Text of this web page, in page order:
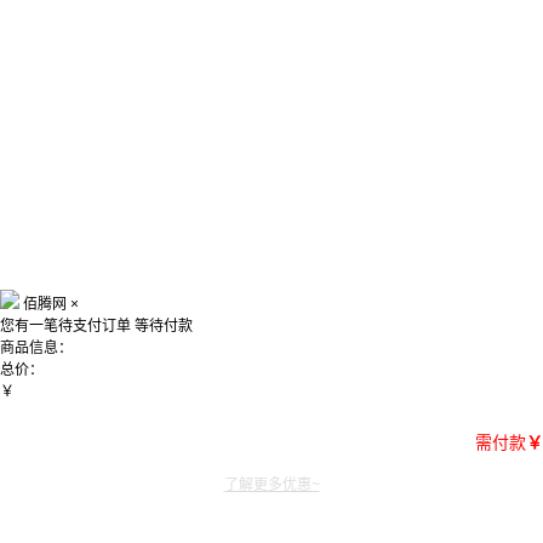
佰腾网 ×
您有一笔待支付订单 等待付款
商品信息：
总价：
￥
需付款￥
了解更多优惠~